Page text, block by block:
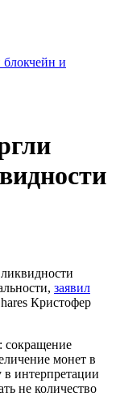
и
заявил
Кристофер
сокращение
монет в
интерпретации
не количество